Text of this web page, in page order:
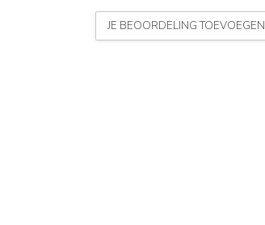
JE BEOORDELING TOEVOEGEN